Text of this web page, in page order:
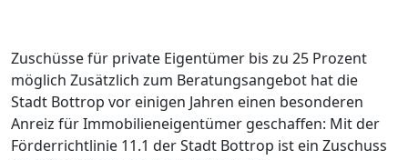
Zuschüsse für private Eigentümer bis zu 25 Prozent
möglich Zusätzlich zum Beratungsangebot hat die
Stadt Bottrop vor einigen Jahren einen besonderen
Anreiz für Immobilieneigentümer geschaffen: Mit der
Förderrichtlinie 11.1 der Stadt Bottrop ist ein Zuschuss